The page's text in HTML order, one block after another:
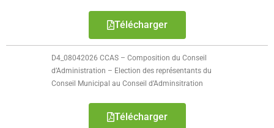
Télécharger
D4_08042026 CCAS – Composition du Conseil
d’Administration – Election des représentants du
Conseil Municipal au Conseil d’Adminsitration
Télécharger